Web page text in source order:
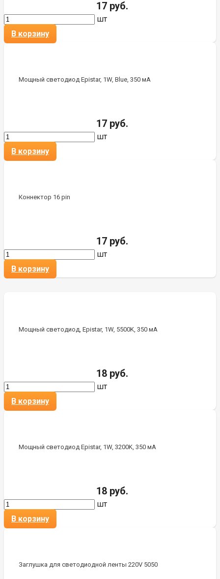
17 руб.
шт
В корзину
Мощный светодиод Epistar, 1W, Blue, 350 мА
17 руб.
шт
В корзину
Коннектор 16 pin
17 руб.
шт
В корзину
Мощный светодиод, Epistar, 1W, 5500K, 350 мА
18 руб.
шт
В корзину
Мощный светодиод Epistar, 1W, 3200K, 350 мА
18 руб.
шт
В корзину
Заглушка для светодиодной ленты 220V 5050